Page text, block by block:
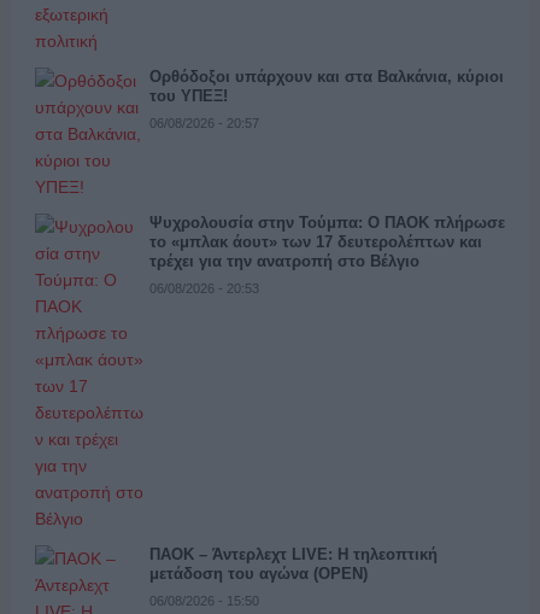
Ορθόδοξοι υπάρχουν και στα Βαλκάνια, κύριοι
του ΥΠΕΞ!
06/08/2026 - 20:57
Ψυχρολουσία στην Τούμπα: Ο ΠΑΟΚ πλήρωσε
το «μπλακ άουτ» των 17 δευτερολέπτων και
τρέχει για την ανατροπή στο Βέλγιο
06/08/2026 - 20:53
ΠΑΟΚ – Άντερλεχτ LIVE: Η τηλεοπτική
μετάδοση του αγώνα (OPEN)
06/08/2026 - 15:50